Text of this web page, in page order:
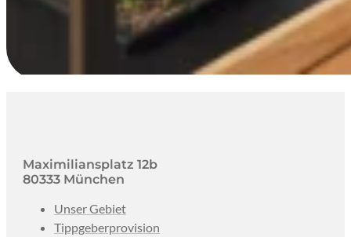
Maximiliansplatz 12b
80333 München
Unser Gebiet
Tippgeberprovision